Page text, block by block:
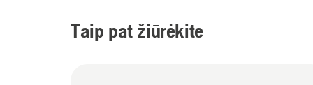
Taip pat žiūrėkite